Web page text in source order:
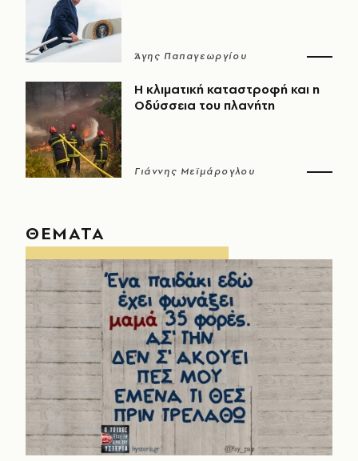
Άγης Παπαγεωργίου
Η κλιματική καταστροφή και η
Οδύσσεια του πλανήτη
Γιάννης Μεϊμάρογλου
ΘΕΜΑΤΑ